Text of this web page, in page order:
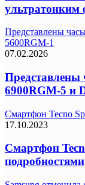
Представлены
5600RGM-1
07.02.2026
Представлены
6900RGM-5 и
Смартфон Tecno
17.10.2023
Смартфон
подробностями